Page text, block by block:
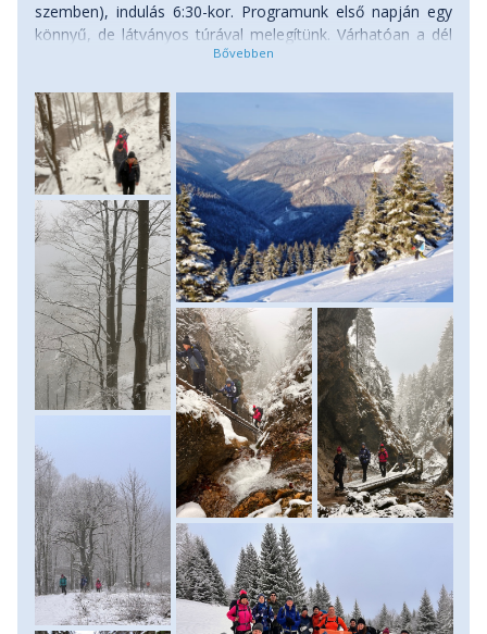
szemben), indulás 6:30-kor. Programunk első napján egy
könnyű, de látványos túrával melegítünk. Várhatóan a dél
körül érkezünk meg a Kis-Fátra vidékére, a Dolné Diery
patak mentén haladunk, zöldellő fenyvesek között, majd
hamarosan elérjük magát a szurdok bejáratát, ahol égbe
törő sziklafalak között, alig 1-2 méterre szűkül össze a
vaslétrákkal, pallókkal kiépített útvonal, megcsodáljuk az út
menti jéggé dermedt vízeséseket, majd jó néhány létra és
kapaszkodó leküzdése után ismét szelídebb tájakra
érkezünk. Dombos, lankás tájon átkelve ereszkedünk le
Stefanova településére. Innen már csak alig negyed óra,
hogy szállásunkra érkezzünk. A szobák kiosztása után
szállásunk éttermében a helyi étkeket még jobb helyi
sörökkel kísérhetjük le. Szállás: szálloda. (A túra
menetideje: 4-5 óra, táv: 10-11 km, szint: 500 méter fel/le)